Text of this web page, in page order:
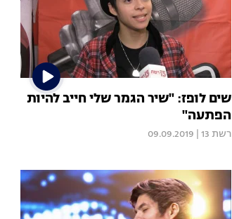
שים לופז: "שיר הגמר שלי חייב להיות
הפתעה"
רשת 13 09.09.2019